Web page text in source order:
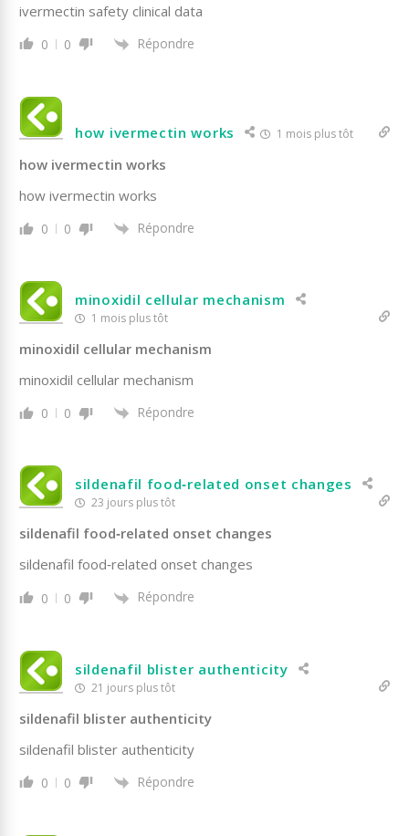
ivermectin safety clinical data
0 0 Répondre
how ivermectin works 1 mois plus tôt
how ivermectin works
how ivermectin works
0 0 Répondre
minoxidil cellular mechanism
1 mois plus tôt
minoxidil cellular mechanism
minoxidil cellular mechanism
0 0 Répondre
sildenafil food‑related onset changes
23 jours plus tôt
sildenafil food‑related onset changes
sildenafil food‑related onset changes
0 0 Répondre
sildenafil blister authenticity
21 jours plus tôt
sildenafil blister authenticity
sildenafil blister authenticity
0 0 Répondre